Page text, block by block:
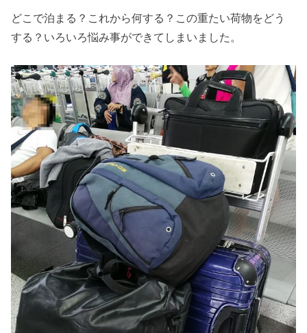
どこで泊まる？これから何する？この重たい荷物をどう
する？いろいろ悩み事ができてしまいました。